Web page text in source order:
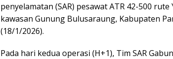
penyelamatan (SAR) pesawat ATR 42-500
kawasan Gunung Bulusaraung, Kabupaten
(18/1/2026).
Pada hari kedua operasi (H+1), Tim SAR